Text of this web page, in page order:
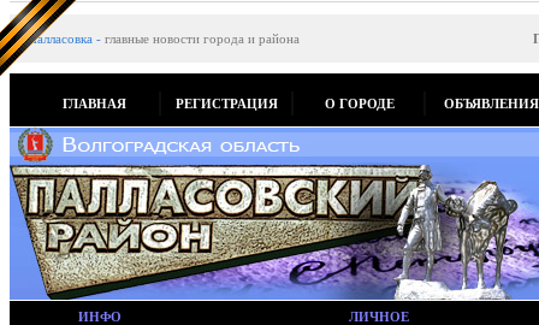
Палласовка - главные новости города и района
ГЛАВНАЯ РЕГИСТРАЦИЯ О ГОРОДЕ ОБЪЯВЛЕНИЯ
ИНФО
ЛИЧНОЕ